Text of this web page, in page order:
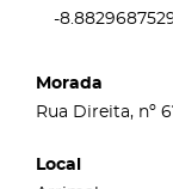
-
Morada
Rua Direita, nº
Local